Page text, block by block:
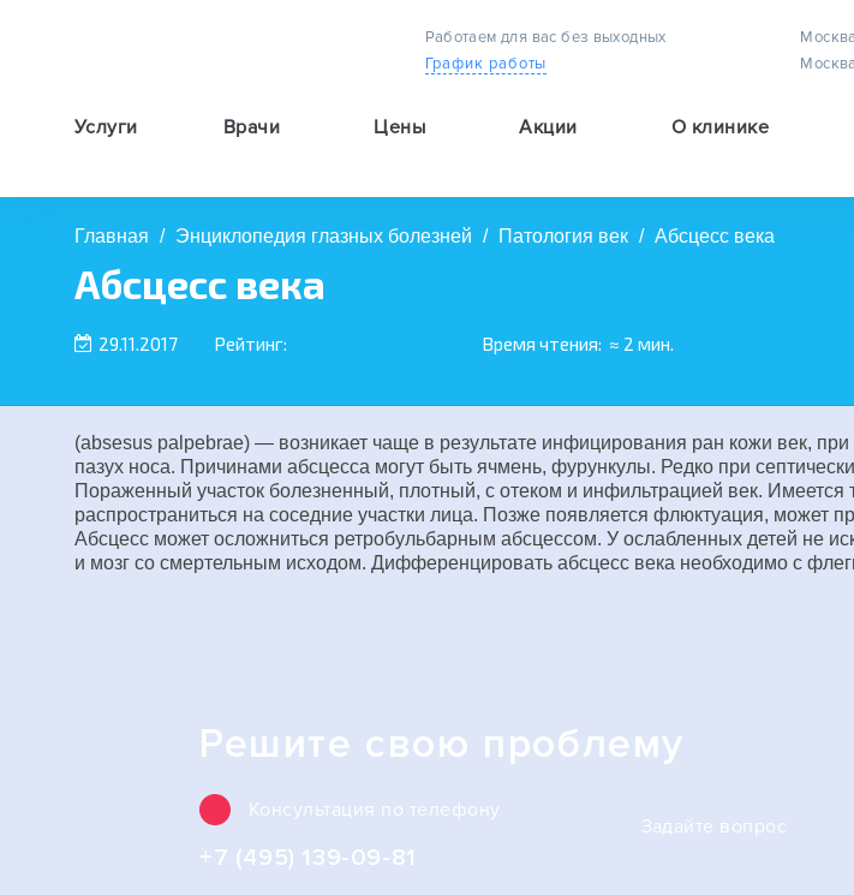
Работаем для вас без выходных
График работы
Услуги Врачи Цены Акции О клинике
Главная / Энциклопедия глазных болезней / Патология век / Абсцесс века
Абсцесс века
29.11.2017 Рейтинг: Время чтения: ≈ 2 мин.
(absesus palpebrae) — возникает чаще в результате инфицирования ран кожи век,
пазух носа. Причинами абсцесса могут быть ячмень, фурункулы. Редко при
Пораженный участок болезненный, плотный, с отеком и инфильтрацией век.
распространиться на соседние участки лица. Позже появляется флюктуация, может
Абсцесс может осложниться ретробульбарным абсцессом. У ослабленных детей не
и мозг со смертельным исходом. Дифференцировать абсцесс века необходимо с
Решите свою проблему
Консультация по телефону
+7 (495) 139-09-81
Задайте вопрос